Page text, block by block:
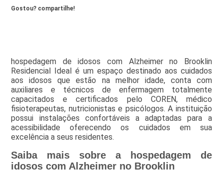
Gostou? compartilhe!
hospedagem de idosos com Alzheimer no Brooklin
Residencial Ideal é um espaço destinado aos cuidados
aos idosos que estão na melhor idade, conta com
auxiliares e técnicos de enfermagem totalmente
capacitados e certificados pelo COREN, médico
fisioterapeutas, nutricionistas e psicólogos. A instituição
possui instalações confortáveis a adaptadas para a
acessibilidade oferecendo os cuidados em sua
excelência a seus residentes.
Saiba mais sobre a hospedagem de
idosos com Alzheimer no Brooklin